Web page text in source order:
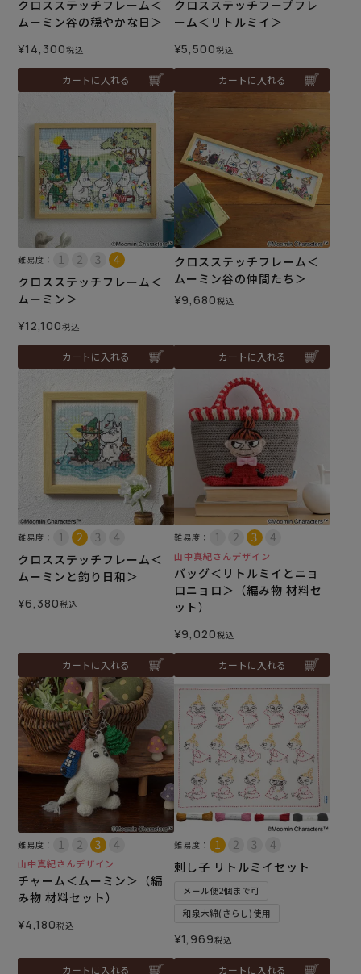
クロスステッチフレーム＜
ムーミン谷の穏やかな日＞
¥14,300税込
カートに入れる
クロスステッチフープフレ
ーム＜リトルミイ＞
¥5,500税込
カートに入れる
難易度：
クロスステッチフレーム＜
ムーミン＞
¥12,100税込
カートに入れる
クロスステッチフレーム＜
ムーミン谷の仲間たち＞
¥9,680税込
カートに入れる
難易度：
クロスステッチフレーム＜
ムーミンと釣り日和＞
¥6,380税込
カートに入れる
難易度：
山中真紀さんデザイン
バッグ＜リトルミイとニョ
ロニョロ＞（編み物 材料セ
ット）
¥9,020税込
カートに入れる
難易度：
山中真紀さんデザイン
チャーム＜ムーミン＞（編
み物 材料セット）
¥4,180税込
カートに入れる
難易度：
刺し子 リトルミイセット
メール便2個まで可
和泉木綿(さらし)使用
¥1,969税込
カートに入れる